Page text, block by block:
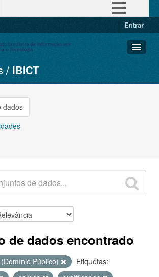
Entrar
IBICT
dados
de dados encontrado
Público)
Etiquetas: